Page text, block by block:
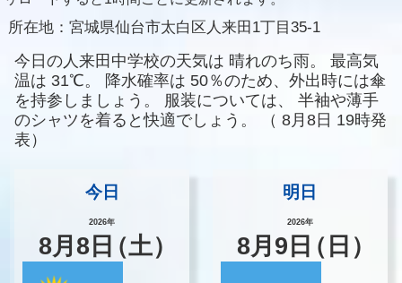
所在地： 宮城県仙台市太白区人来田1丁目35-1
今日の人来田中学校の天気は 晴れのち雨。
最高気
温は 31℃。 降水確率は 50％のため、外出時には傘
を持参しましょう。
服装については、
半袖や薄手
のシャツを着ると快適でしょう。
（ 8月8日 19時発
表）
今日
2026年
8月8 日（土）
明日
2026年
8月 9 日（日）